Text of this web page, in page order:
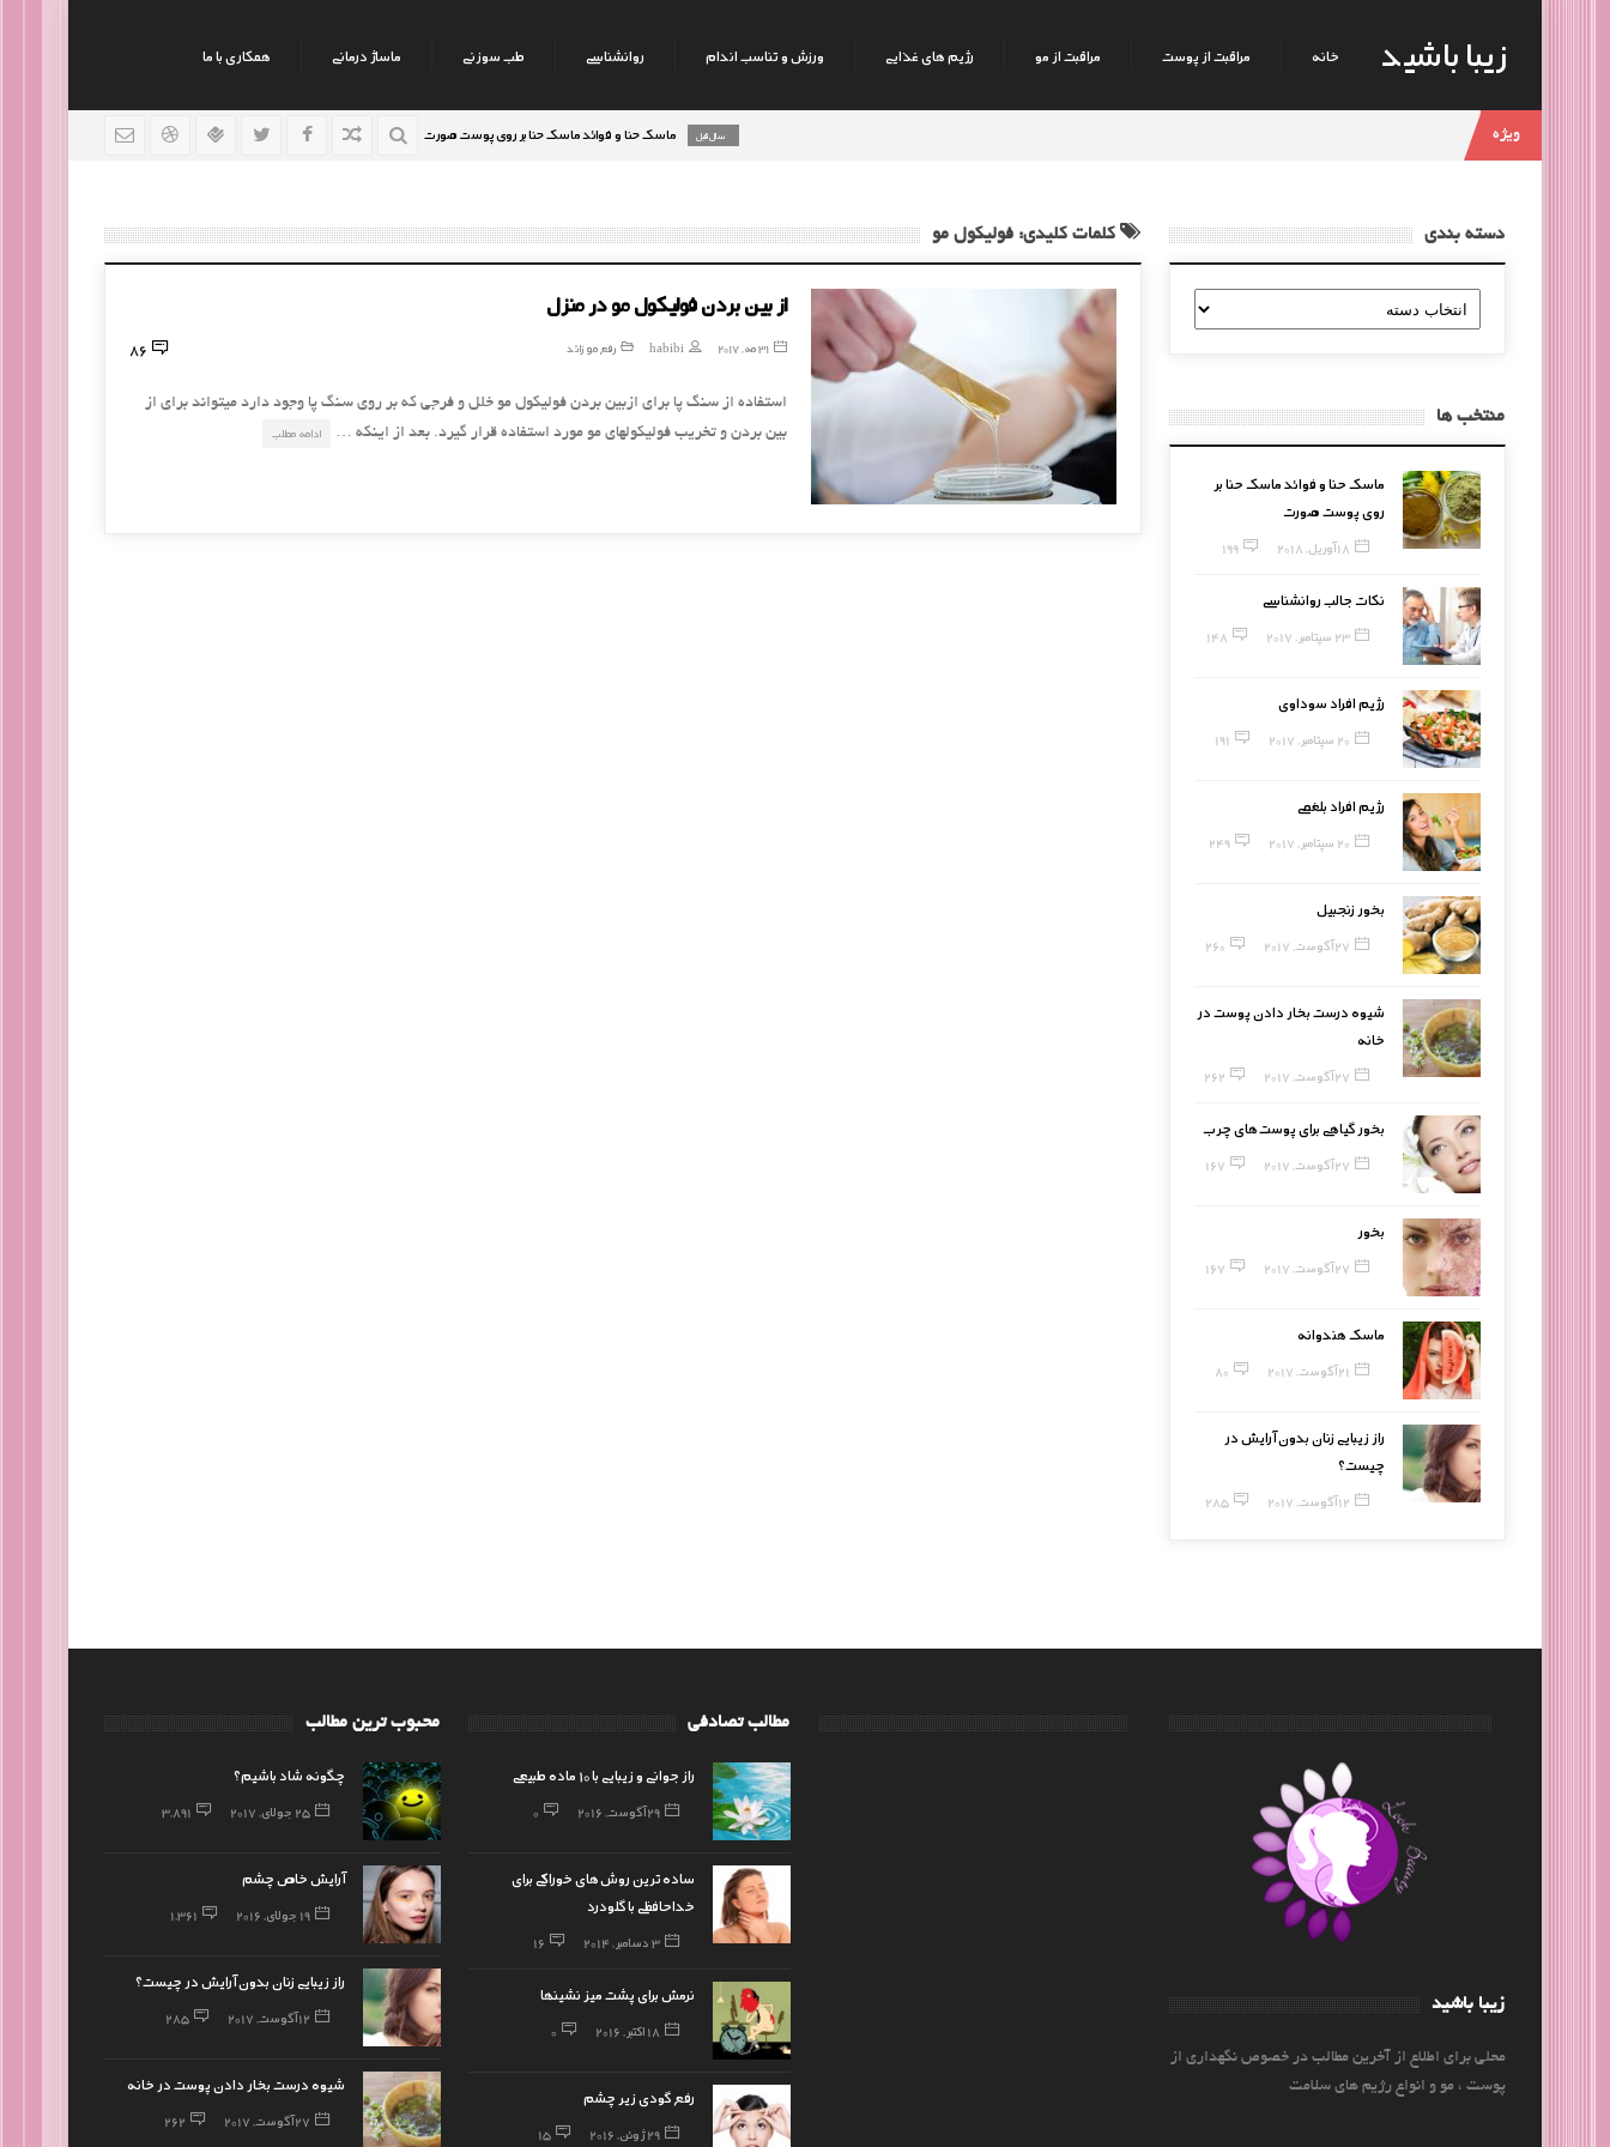
زیبا باشید خانه مراقبت از پوست مراقبت از مو رژیم های غذایی ورزش و تناسب اندام روانشناسی طب سوزنی ماساژ درمانی همکاری با ما
ویژه ماسک حنا و فوائد ماسک حنا بر روی پوست صورت نکات جالب روانشناسی
کلمات کلیدی: فولیکول مو
از بین بردن فولیکول مو در منزل
31 مه, 2017 habibi رفع مو زائد 86
استفاده از سنگ پا برای ازبین بردن فولیکول مو خلل و فرجی که بر روی سنگ پا وجود دارد میتواند برای از
بین بردن و تخریب فولیکولهای مو مورد استفاده قرار گیرد. بعد از اینکه …
ادامه مطلب
دسته بندی
دسته
بندی
منتخب ها
ماسک حنا و فوائد ماسک حنا بر
روی پوست صورت
18 آوریل, 2018 199
نکات جالب روانشناسی
23 سپتامبر, 2017 148
رژیم افراد سوداوی
20 سپتامبر, 2017 191
رژیم افراد بلغمی
20 سپتامبر, 2017 249
بخور زنجبیل
27 آگوست, 2017 260
شیوه درست بخار دادن پوست در
خانه
27 آگوست, 2017 262
بخور گیاهی برای پوست‌های چرب
27 آگوست, 2017 167
بخور
27 آگوست, 2017 167
ماسک هندوانه
21 آگوست, 2017 80
راز زیبایی زنان بدون آرایش در
چیست؟
12 آگوست, 2017 285
محبوب ترین مطالب
چگونه شاد باشیم؟
25 جولای, 2017 3,891
آرایش خاص چشم
19 جولای, 2016 1,361
راز زیبایی زنان بدون آرایش در چیست؟
12 آگوست, 2017 285
شیوه درست بخار دادن پوست در خانه
27 آگوست, 2017 262
مطالب تصادفی
راز جوانی و زیبایی با 10 ماده طبیعی
29 آگوست, 2016 0
ساده‌ترین روش‌های خوراکی برای
خداحافظی با گلودرد
3 دسامبر, 2014 16
نرمش برای پشت میز نشینها
18 اکتبر, 2016 0
رفع گودی زیر چشم
29 ژوئن, 2016 15
زیبا باشید
محلی برای اطلاع از آخرین مطالب در خصوص نگهداری از
پوست ، مو و انواع رژیم های سلامت